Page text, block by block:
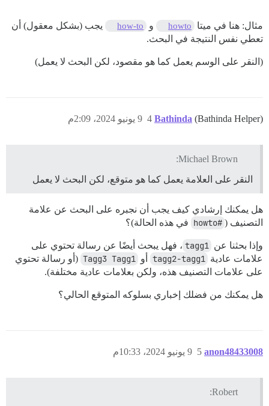
مثال: هنا في ميتا howto و how-to
يجب (بشكل معقول) أن
تعطي نفس النتيجة في البحث.
(النقر على الوسم يعمل كما هو مقصود، لكن البحث لا يعمل)
Bathinda (Bathinda Helper) 9 يونيو 2024، 2:09م 4
Michael Brown:
النقر على العلامة يعمل كما هو متوقع، لكن البحث لا يعمل
هل يمكنك إرشادي كيف يجب أن نجبره على البحث عن علامة
التصنيف ( #howto في هذه الحالة)؟
وإذا بحثنا عن tagg1 ، فهل يبحث أيضًا عن رسالة تحتوي على
علامات عادية tagg2-tagg1 أو Tagg3 Tagg1 (أو رسالة تحتوي
على علامات التصنيف هذه، ولكن بعلامات عادية مختلفة).
هل يمكنك من فضلك إخباري بسلوكه المتوقع الحالي؟
anon48433008 9 يونيو 2024، 10:33م 5
Robert: